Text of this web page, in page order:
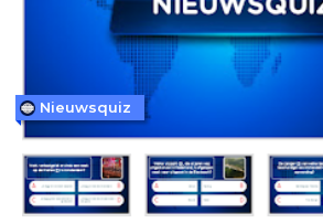
Nieuwsquiz